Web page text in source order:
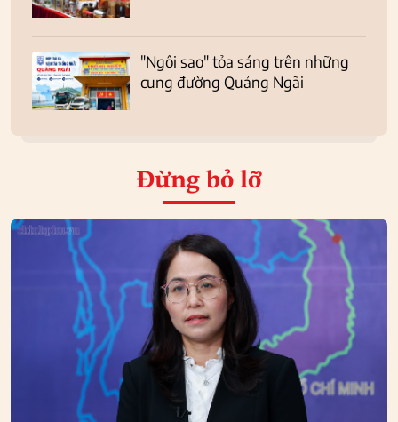
"Ngôi sao" tỏa sáng trên những
cung đường Quảng Ngãi
Đừng bỏ lỡ